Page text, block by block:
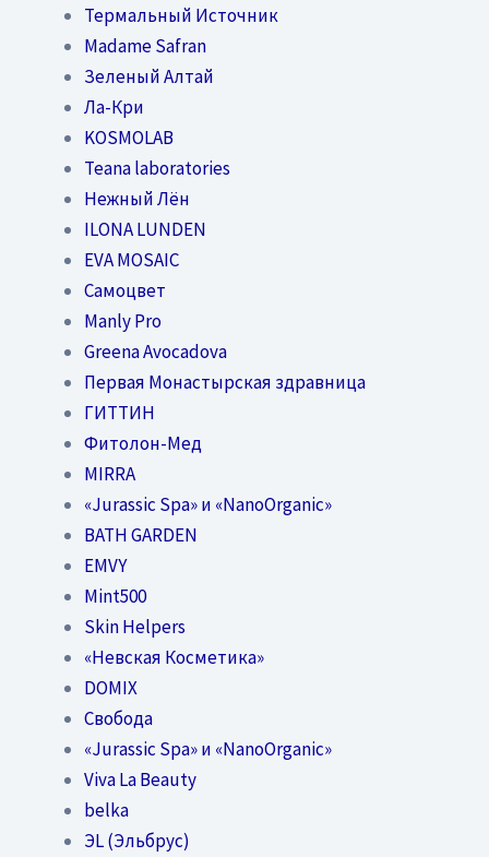
Термальный Источник
Madame Safran
Зеленый Алтай
Ла-Кри
KOSMOLAB
Teana laboratories
Нежный Лён
ILONA LUNDEN
EVA MOSAIC
Самоцвет
Manly Pro
Greena Avocadova
Первая Монастырская здравница
ГИТТИН
Фитолон-Мед
MIRRA
«Jurassic Spa» и «NanoOrganic»
BATH GARDEN
EMVY
Mint500
Skin Helpers
«Невская Косметика»
DOMIX
Свобода
«Jurassic Spa» и «NanoOrganic»
Viva La Beauty
belka
ЭL (Эльбрус)